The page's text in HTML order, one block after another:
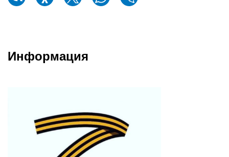
Информация